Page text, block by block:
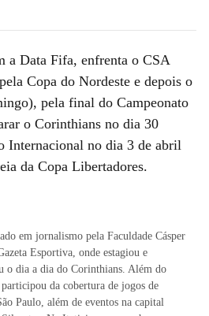
a Data Fifa, enfrenta o CSA
Copa do Nordeste e depois o
pela final do Campeonato
o Corinthians no dia 30
Internacional no dia 3 de abril
da Copa Libertadores.
em jornalismo pela Faculdade Cásper
Esportiva, onde estagiou e
o dia a dia do Corinthians. Além do
da cobertura de jogos de
Paulo, além de eventos na capital